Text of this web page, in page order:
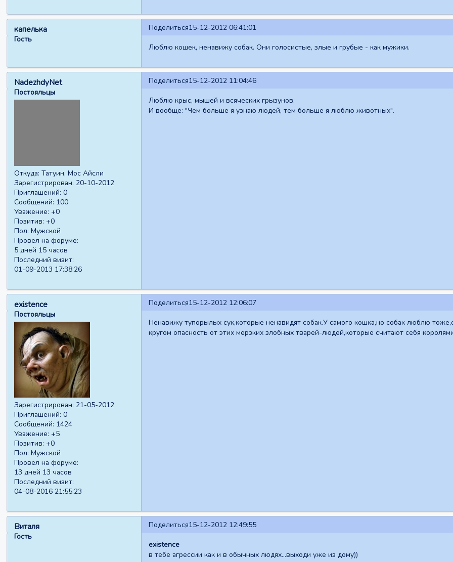
Поделиться15-12-2012 06:41:01
капелька
Гость
Люблю кошек, ненавижу собак. Они голосистые, злые и грубые - как мужики.
Поделиться15-12-2012 11:04:46
NadezhdyNet
Постояльцы
Откуда: Татуин, Мос Айсли
Зарегистрирован: 20-10-2012
Приглашений: 0
Сообщений: 100
Уважение: +0
Позитив: +0
Пол: Мужской
Провел на форуме:
5 дней 15 часов
Последний визит:
01-09-2013 17:38:26
Люблю крыс, мышей и всяческих грызунов.
И вообще: "Чем больше я узнаю людей, тем больше я люблю животных".
Поделиться15-12-2012 12:06:07
existence
Постояльцы
Зарегистрирован: 21-05-2012
Приглашений: 0
Сообщений: 1424
Уважение: +5
Позитив: +0
Пол: Мужской
Провел на форуме:
13 дней 13 часов
Последний визит:
04-08-2016 21:55:23
Ненавижу тупорылых сук,которые ненавидят собак.У самого кошка,но собак люблю
кругом опасность от этих мерзких злобных тварей-людей,которые считают себя
Поделиться15-12-2012 12:49:55
Виталя
Гость
existence
в тебе агрессии как и в обычных людях...выходи уже из дому))